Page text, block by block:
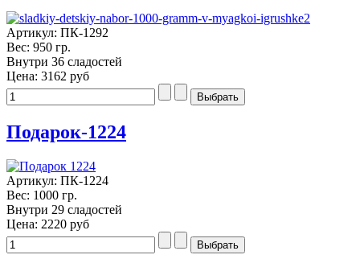
Артикул: ПК-1292
Вес: 950 гр.
Внутри 36 сладостей
Цена: 3162 руб
Подарок-1224
Артикул: ПК-1224
Вес: 1000 гр.
Внутри 29 сладостей
Цена: 2220 руб